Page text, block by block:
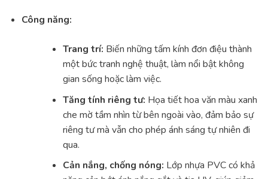
Công năng:
Trang trí: Biến những tấm kính đơn điệu thành
một bức tranh nghệ thuật, làm nổi bật không
gian sống hoặc làm việc.
Tăng tính riêng tư: Họa tiết hoa văn màu xanh
che mờ tầm nhìn từ bên ngoài vào, đảm bảo sự
riêng tư mà vẫn cho phép ánh sáng tự nhiên đi
qua.
Cản nắng, chống nóng: Lớp nhựa PVC có khả